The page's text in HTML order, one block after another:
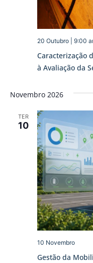
Caracterização
à Avaliação da
20 Outubro | 9:00
Novembro 2026
TER
10
Gestão da
10 Novembro